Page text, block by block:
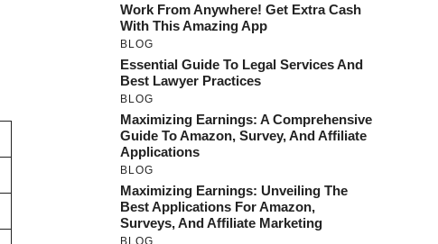
Work From Anywhere! Get Extra Cash
With This Amazing App
BLOG
Essential Guide To Legal Services And
Best Lawyer Practices
BLOG
Maximizing Earnings: A Comprehensive
Guide To Amazon, Survey, And Affiliate
Applications
BLOG
Maximizing Earnings: Unveiling The
Best Applications For Amazon,
Surveys, And Affiliate Marketing
BLOG